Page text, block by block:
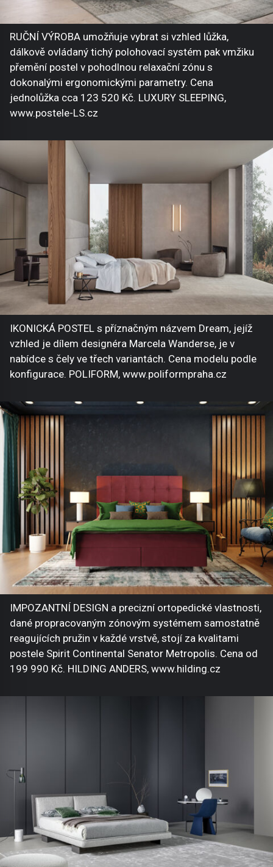
RUČNÍ VÝROBA umožňuje vybrat si vzhled lůžka,
dálkově ovládaný tichý polohovací systém pak vmžiku
přemění postel v pohodlnou relaxační zónu s
dokonalými ergonomickými parametry. Cena
jednolůžka cca 123 520 Kč. LUXURY SLEEPING,
www.postele-LS.cz
IKONICKÁ POSTEL s příznačným názvem Dream, jejíž
vzhled je dílem designéra Marcela Wanderse, je v
nabídce s čely ve třech variantách. Cena modelu podle
konfigurace. POLIFORM, www.poliformpraha.cz
IMPOZANTNÍ DESIGN a precizní ortopedické vlastnosti,
dané propracovaným zónovým systémem samostatně
reagujících pružin v každé vrstvě, stojí za kvalitami
postele Spirit Continental Senator Metropolis. Cena od
199 990 Kč. HILDING ANDERS, www.hilding.cz